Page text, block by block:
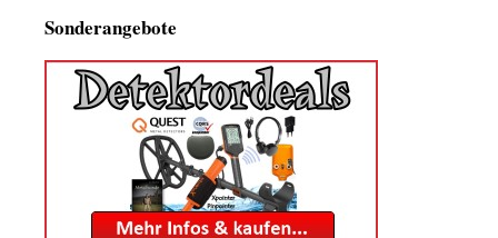
Sonderangebote